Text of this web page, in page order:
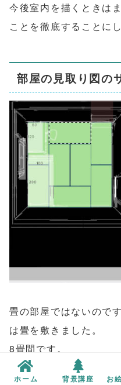
今後室内を描くときは
ことを徹底することにし
部屋の見取り図の
畳の部屋ではないので
は畳を敷きました。
8畳間です。
ホーム 背景講座 お